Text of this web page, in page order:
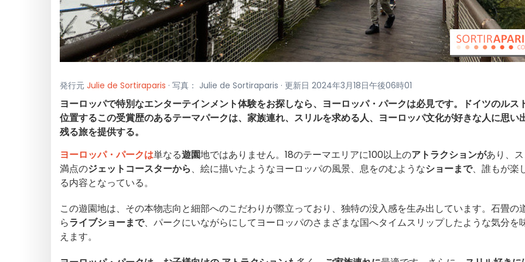
発行元 Julie de Sortiraparis · 写真： Julie de Sortiraparis · 更新日 2024年3月18日午後06時01
ヨーロッパで特別なエンターテインメント体験をお探しなら、ヨーロッパ・パークは必見です。ドイツのルス
位置するこの受賞歴のあるテーマパークは、家族連れ、スリルを求める人、ヨーロッパ文化が好きな人に思い
残る旅を提供する。
ヨーロッパ・パークは単なる遊園地ではありません。18のテーマエリアに100以上のアトラクションがあり、
満点のジェットコースターから、絵に描いたようなヨーロッパの風景、息をのむようなショーまで、誰もが楽
る内容となっている。
この遊園地は、その本物志向と細部へのこだわりが際立っており、独特の没入感を生み出しています。石畳の
らライブショーまで、パークにいながらにしてヨーロッパのさまざまな国へタイムスリップしたような気分を
えます。